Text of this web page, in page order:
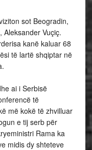
sot Beogradin,
Vuçiç.
kanë kaluar 68
të lartë shqiptar në
ai i Serbisë
të
më kokë të zhvilluar
e tij serb për
Rama ka
midis dy shteteve